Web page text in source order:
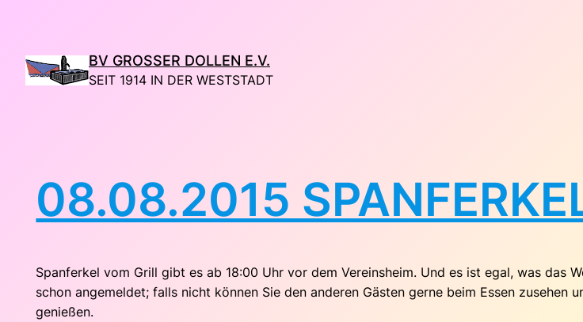
wechseln
BV GROSSER DOLLEN E.V.
SEIT 1914 IN DER WESTSTADT
08.08.2015
Spanferkel vom Grill gibt es ab 18:00 Uhr vor dem Vereinsheim. Und es ist egal, was das
schon angemeldet; falls nicht können Sie den anderen Gästen gerne beim Essen
genießen.